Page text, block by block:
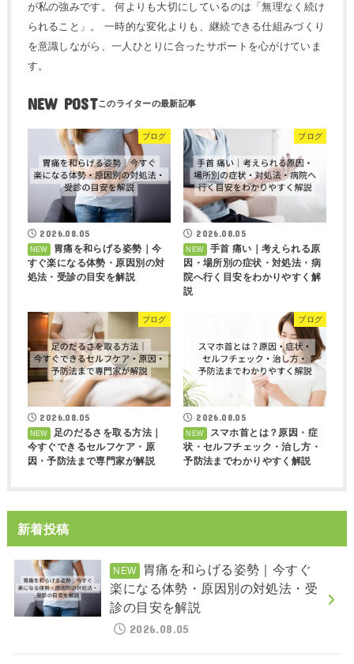
が私の強みです。 何よりも大切にしているのは「無理なく続け
られること」。 一時的な変化よりも、継続できる仕組みづくり
を意識しながら、一人ひとりに合ったサポートを心がけていま
す。
NEW POST
ブログ
2026.08.05
胃痛を和らげる姿勢｜今
すぐ楽になる体勢・原因別の対
処法・受診の目安を解説
ブログ
2026.08.05
手首 痛い｜考えられる原
因・場所別の症状・対処法・病
院へ行く目安をわかりやすく解
説
ブログ
2026.08.05
足のだるさを取る方法｜
今すぐできるセルフケア・原
因・予防法まで専門家が解説
ブログ
2026.08.05
スマホ首とは？原因・症
状・セルフチェック・治し方・
予防法までわかりやすく解説
新着投稿
胃痛を和らげる姿勢｜今すぐ
楽になる体勢・原因別の対処法・受
診の目安を解説
2026.08.05